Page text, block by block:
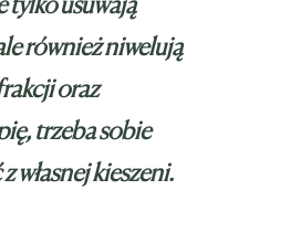
również niwelują
oraz
trzeba sobie
własnej kieszeni.